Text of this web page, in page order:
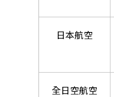
日本航空
全日空航空